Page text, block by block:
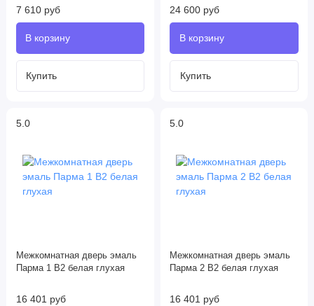
7 610 руб 24 600 руб
5.0
Межкомнатная дверь эмаль
Парма 1 В2 белая глухая
16 401 руб
5.0
Межкомнатная дверь эмаль
Парма 2 В2 белая глухая
16 401 руб